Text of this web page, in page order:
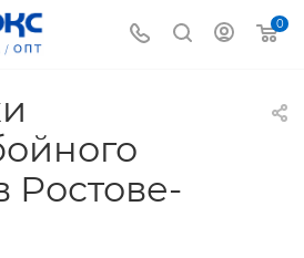
0
Ростове-